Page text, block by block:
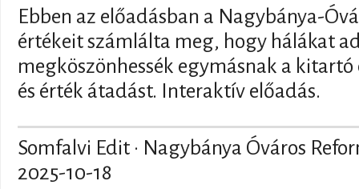
Ebben az előadásban a Nagybánya-
értékeit számlálta meg, hogy hálákat
megköszönhessék egymásnak a
és érték átadást. Interaktív előadás.
Somfalvi Edit · Nagybánya Óváros
2025-10-18